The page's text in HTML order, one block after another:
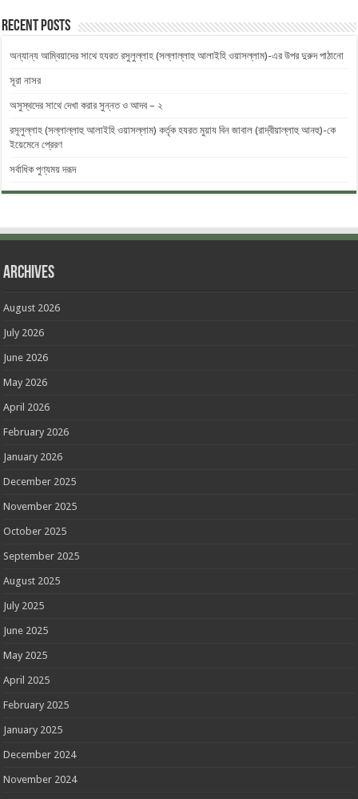
Recent Posts
অন্যান্য আম্বিয়াদের সাথে হযরত রসুলুল্লাহ (সল্লাল্লাহু ‎আলাইহি ওয়াসল্লাম)-এর উপর দুরুদ ‎পাঠানো
সূরা নাসর
অসুস্থদের সাথে দেখা করার সুন্নত ও আদব – ২
রসূলুল্লাহ (সল্লাল্লাহু আলাইহি ওয়াসল্লাম) কর্তৃক হযরত মুয়ায বিন জাবাল (রাদ্বীয়াল্লাহু আনহু)-কে
ইয়েমেনে প্রেরণ
সর্বাধিক পুণ্যময় দরূদ
Archives
August 2026
July 2026
June 2026
May 2026
April 2026
February 2026
January 2026
December 2025
November 2025
October 2025
September 2025
August 2025
July 2025
June 2025
May 2025
April 2025
February 2025
January 2025
December 2024
November 2024